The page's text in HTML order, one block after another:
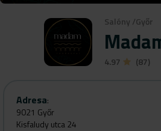
Salóny /Győr
4.97 (87)
Adresa:
9021 Győr
Kisfaludy utca 24